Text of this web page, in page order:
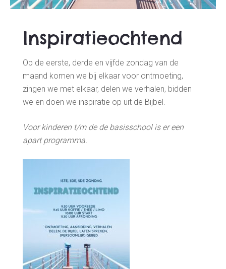
Inspiratieochtend
Op de eerste, derde en vijfde zondag van de
maand komen we bij elkaar voor ontmoeting,
zingen we met elkaar, delen we verhalen, bidden
we en doen we inspiratie op uit de Bijbel.
Voor kinderen t/m de de basisschool is er een
apart programma.